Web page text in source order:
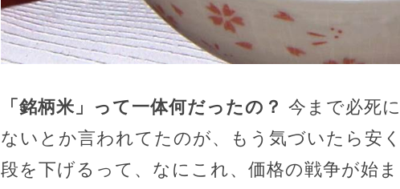
「銘柄米」って一体何だったの？ 今まで必死
ないとか言われてたのが、もう気づいたら安
段を下げるって、なにこれ、価格の戦争が始